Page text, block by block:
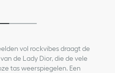
vol rockvibes draagt de
de Lady Dior, die de vele
tas weerspiegelen. Een